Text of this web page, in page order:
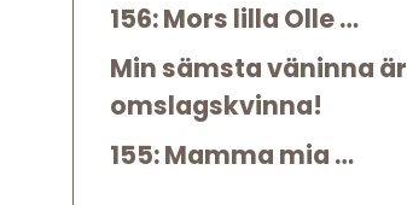
156: Mors lilla Olle …
Min sämsta väninna är
omslagskvinna!
155: Mamma mia …